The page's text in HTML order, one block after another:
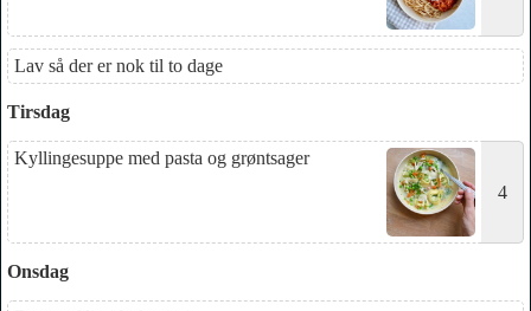
Lav så der er nok til to dage
Tirsdag
Kyllingesuppe med pasta og grøntsager
4
Onsdag